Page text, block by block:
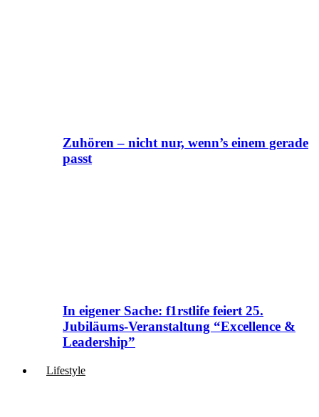
Zuhören – nicht nur, wenn’s einem gerade
passt
In eigener Sache: f1rstlife feiert 25.
Jubiläums-Veranstaltung “Excellence &
Leadership”
Lifestyle